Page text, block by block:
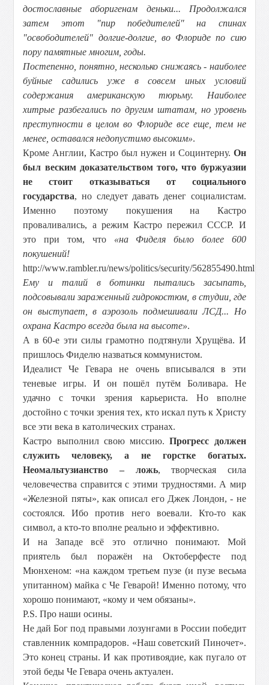
достославные аборигенам деньки... Продолжался
затем этот "пир победителей" на спинах
"освободителей" долгие-долгие, во Флориде по сию
пору памятные многим, годы.
Постепенно, понятно, несколько снижаясь - наиболее
буйные садились уже в совсем иных условий
содержания американскую тюрьму. Наиболее
хитрые разбегались по другим штатам, но уровень
преступности в целом во Флориде все еще, тем не
менее, оставался недопустимо высоким».
Кроме Англии, Кастро был нужен и Социнтерну. Он
был веским доказательством того, что буржуазии
не стоит отказываться от социального
государства, но следует давать денег социалистам.
Именно поэтому покушения на Кастро
проваливались, а режим Кастро пережил СССР. И
это при том, что «на Фиделя было более 600
покушений!
http://www.rambler.ru/news/politics/security/562855490.html
Ему и талий в ботинки пытались засыпать,
подсовывали зараженный гидрокостюм, в студии, где
он выступает, в аэрозоль подмешивали ЛСД... Но
охрана Кастро всегда была на высоте».
А в 60-е эти силы грамотно подтянули Хрущёва. И
пришлось Фиделю назваться коммунистом.
Идеалист Че Гевара не очень вписывался в эти
теневые игры. И он пошёл путём Боливара. Не
удачно с точки зрения карьериста. Но вполне
достойно с точки зрения тех, кто искал путь к Христу
все эти века в католических странах.
Кастро выполнил свою миссию.Прогресс должен
служить человеку, а не горстке богатых.
Неомальтузианство – ложь, творческая сила
человечества справится с этими трудностями. А мир
«Железной пяты», как описал его Джек Лондон, - не
состоялся. Ибо против него воевали. Кто-то как
символ, а кто-то вполне реально и эффективно.
И на Западе всё это отлично понимают. Мой
приятель был поражён на Октоберфесте под
Мюнхеном: «на каждом третьем пузе (и пузе весьма
упитанном) майка с Че Геварой! Именно потому, что
хорошо понимают, «кому и чем обязаны».
P.S. Про наши осины.
Не дай Бог под правыми лозунгами в России победит
ставленник компрадоров. «Наш советский Пиночет».
Это конец страны. И как противоядие, как пугало от
этой беды Че Гевара очень актуален.